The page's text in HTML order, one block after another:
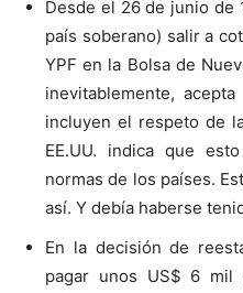
Desde el 26 de junio de
país soberano) salir a
YPF en la Bolsa de
inevitablemente,
incluyen el respeto de
EE.UU. indica que
normas de los países.
así. Y debía haberse
En la decisión de
pagar unos US$ 6 mil